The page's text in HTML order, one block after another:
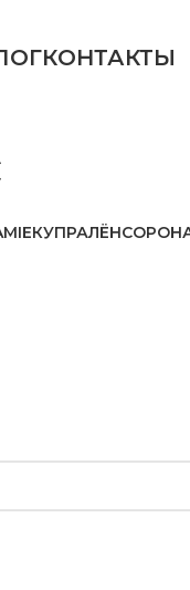
КОНТАКТЫ
КУПРАЛЁН